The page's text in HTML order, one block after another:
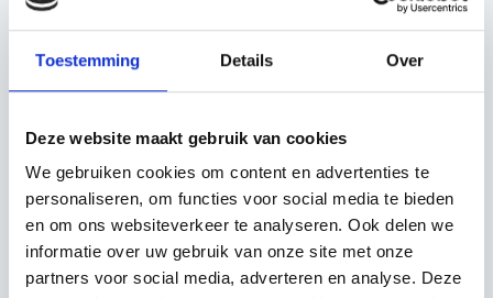
Toestemming Details Over
Deze website maakt gebruik van cookies
We gebruiken cookies om content en advertenties te
personaliseren, om functies voor social media te bieden
en om ons websiteverkeer te analyseren. Ook delen we
informatie over uw gebruik van onze site met onze
partners voor social media, adverteren en analyse. Deze
levensduur. De brede maaibreedte van 121 cm en de
comfortabel maaien, zelfs op uitgestrekte terreinen.
De Tornado 9121 W is uitgerust met een duurzame
stalen constructie, verstelbare stoel en geavanceerd
maaisysteem met zijuitworp of mulchfunctie. Dankzij
zijn stabiliteit, precisie en betrouwbaarheid is deze
maaier ideaal voor professioneel gebruik, sportvelden of
grote tuinen.